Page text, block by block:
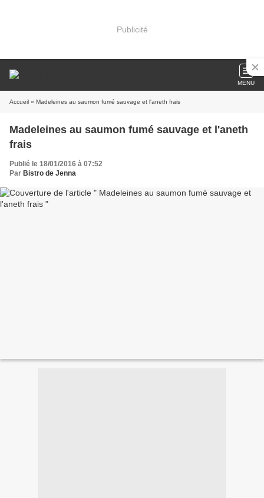
Publicité
MENU
Accueil » Madeleines au saumon fumé sauvage et l'aneth frais
Madeleines au saumon fumé sauvage et l'aneth
frais
Publié le 18/01/2016 à 07:52
Par Bistro de Jenna